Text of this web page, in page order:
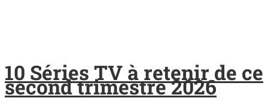
10 Séries TV à retenir de ce
second trimestre 2026